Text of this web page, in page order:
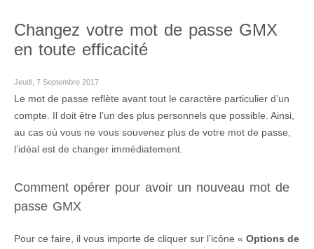
Changez votre mot de passe GMX
en toute efficacité
Jeudi, 7 Septembre 2017
Le mot de passe reflète avant tout le caractère particulier d’un
compte. Il doit être l’un des plus personnels que possible. Ainsi,
au cas où vous ne vous souvenez plus de votre mot de passe,
l’idéal est de changer immédiatement.
Comment opérer pour avoir un nouveau mot de
passe GMX
Pour ce faire, il vous importe de cliquer sur l’icône « Options de